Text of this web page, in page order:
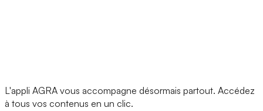
L'appli AGRA vous accompagne désormais partout. Accédez
à tous vos contenus en un clic.